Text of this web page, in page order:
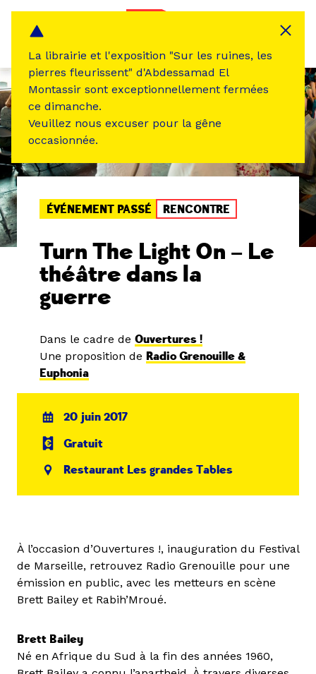
ÉVÉNEMENT PASSÉ RENCONTRE
Turn The Light On – Le
théâtre dans la
guerre
Dans le cadre de Ouvertures !
Une proposition de Radio Grenouille &
Euphonia
20 juin 2017
Gratuit
Restaurant Les grandes Tables
À l’occasion d’Ouvertures !, inauguration du Festival
de Marseille, retrouvez Radio Grenouille pour une
émission en public, avec les metteurs en scène
Brett Bailey et Rabih’Mroué.
Brett Bailey
Né en Afrique du Sud à la fin des années 1960,
La librairie et l'exposition "Sur les ruines, les
pierres fleurissent" d'Abdessamad El
Montassir sont exceptionnellement fermées
ce dimanche.
Veuillez nous excuser pour la gêne
occasionnée.
Panneau de gestion des cookies